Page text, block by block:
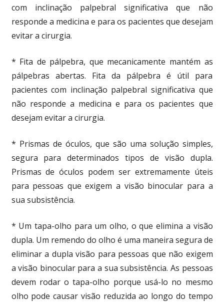
com inclinação palpebral significativa que não
responde a medicina e para os pacientes que desejam
evitar a cirurgia.
* Fita de pálpebra, que mecanicamente mantém as
pálpebras abertas. Fita da pálpebra é útil para
pacientes com inclinação palpebral significativa que
não responde a medicina e para os pacientes que
desejam evitar a cirurgia.
* Prismas de óculos, que são uma solução simples,
segura para determinados tipos de visão dupla.
Prismas de óculos podem ser extremamente úteis
para pessoas que exigem a visão binocular para a
sua subsistência.
* Um tapa-olho para um olho, o que elimina a visão
dupla. Um remendo do olho é uma maneira segura de
eliminar a dupla visão para pessoas que não exigem
a visão binocular para a sua subsistência. As pessoas
devem rodar o tapa-olho porque usá-lo no mesmo
olho pode causar visão reduzida ao longo do tempo